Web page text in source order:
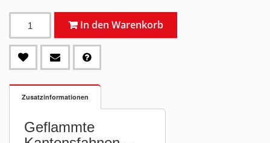
In den Warenkorb
Zusatzinformationen
Geflammte